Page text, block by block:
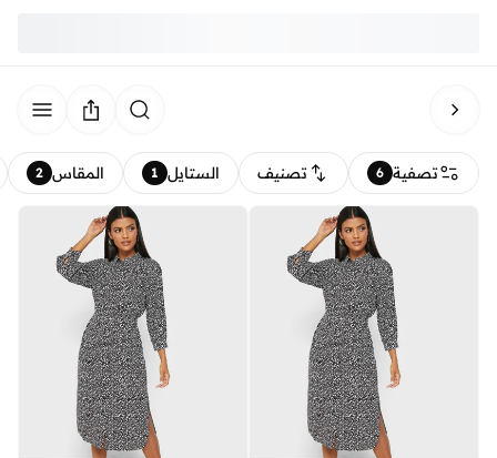
تصفية 6 تصنيف الستايل 1 المقاس 2